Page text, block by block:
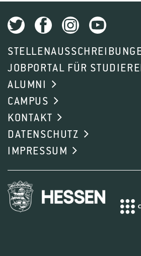
JOBPORTAL FÜR
ALUMNI
CAMPUS
KONTAKT
DATENSCHUTZ
IMPRESSUM